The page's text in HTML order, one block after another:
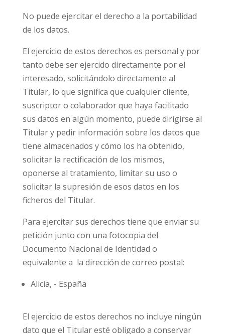
No puede ejercitar el derecho a la portabilidad
de los datos.
El ejercicio de estos derechos es personal y por
tanto debe ser ejercido directamente por el
interesado, solicitándolo directamente al
Titular, lo que significa que cualquier cliente,
suscriptor o colaborador que haya facilitado
sus datos en algún momento, puede dirigirse al
Titular y pedir información sobre los datos que
tiene almacenados y cómo los ha obtenido,
solicitar la rectificación de los mismos,
oponerse al tratamiento, limitar su uso o
solicitar la supresión de esos datos en los
ficheros del Titular.
Para ejercitar sus derechos tiene que enviar su
petición junto con una fotocopia del
Documento Nacional de Identidad o
equivalente a la dirección de correo postal:
Alicia, - España
El ejercicio de estos derechos no incluye ningún
dato que el Titular esté obligado a conservar